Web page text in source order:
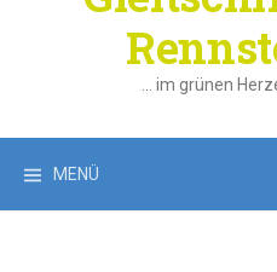
… im grünen
MENÜ